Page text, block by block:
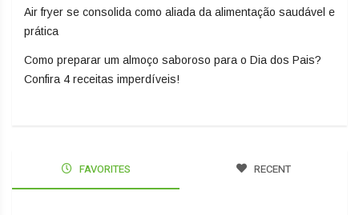
Air fryer se consolida como aliada da alimentação saudável e
prática
Como preparar um almoço saboroso para o Dia dos Pais?
Confira 4 receitas imperdíveis!
FAVORITES RECENT